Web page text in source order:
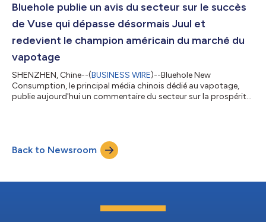
technologique pour faire progresser l'industrie du vapotage.
L'IECIE fait partie des plateformes d'...
Bluehole publie un avis du secteur sur le succès
de Vuse qui dépasse désormais Juul et
redevient le champion américain du marché du
vapotage
SHENZHEN, Chine--(BUSINESS WIRE)--Bluehole New
Consumption, le principal média chinois dédié au vapotage,
publie aujourd'hui un commentaire du secteur sur la prospérité
cours de la période de deux semaines terminées le 9 avril 2022,
Vuse a dépassé Juul pour devenir le n° 1 des ventes d’e-
cigarettes aux États-Unis avec...
Back to Newsroom